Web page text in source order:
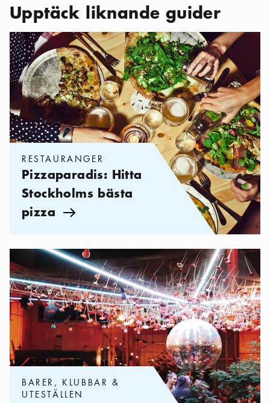
Upptäck liknande guider
Kategorier: Restauranger, Pizzaparadis: Hitta Stockholms
RESTAURANGER
Pizzaparadis: Hitta
Stockholms bästa
pizza Pil ikon
Kategorier:Barer, klubbar & uteställen, Barer och klubbar på
BARER, KLUBBAR &
UTESTÄLLEN